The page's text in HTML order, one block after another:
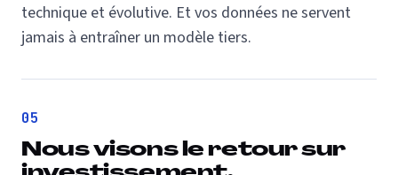
technique et évolutive. Et vos données ne servent
jamais à entraîner un modèle tiers.
05
Nous visons le retour sur